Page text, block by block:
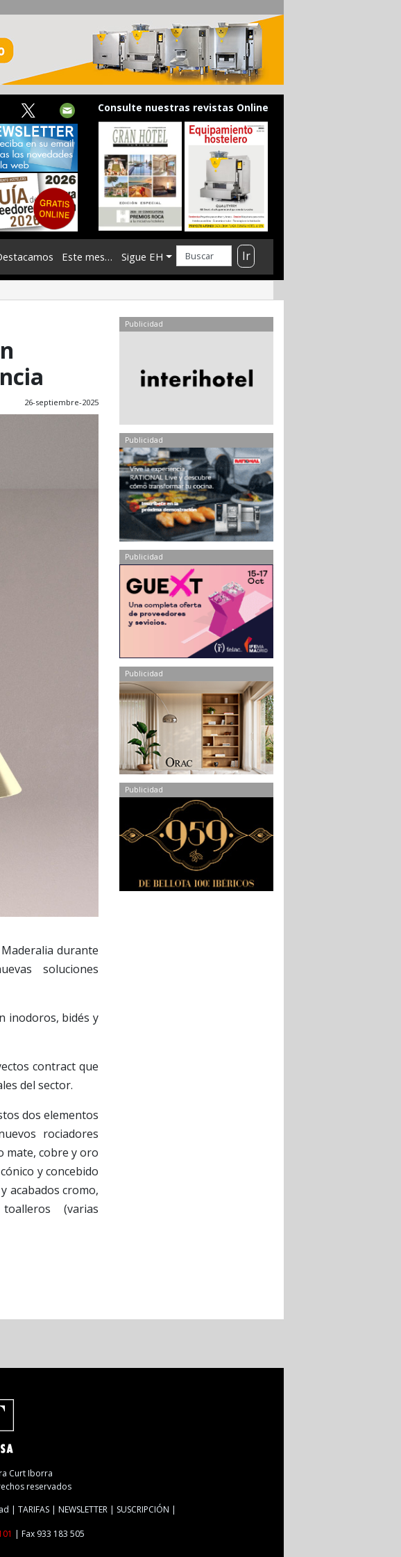
Consulte nuestras revistas Online
Este mes… Sigue EH Ir
26-septiembre-2025
durante
soluciones
inodoros, bidés y
contract que
del sector.
dos elementos
rociadores
mate, cobre y oro
y concebido
acabados cromo,
(varias
Publicidad
Publicidad
Publicidad
Publicidad
Publicidad
Curt Iborra
reservados
TARIFAS NEWSLETTER SUSCRIPCIÓN
| Fax 933 183 505